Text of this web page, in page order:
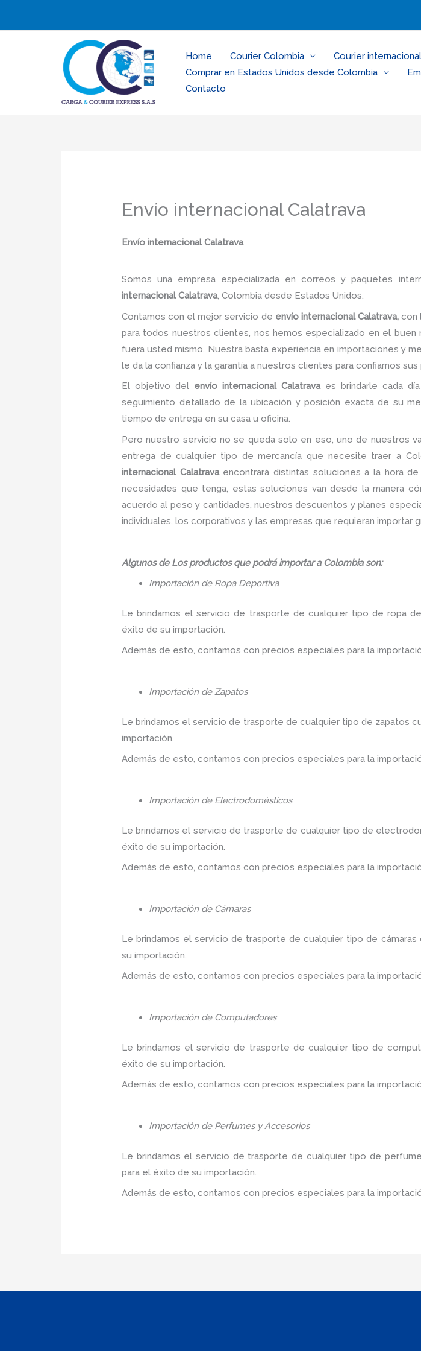
Home Courier Colombia Courier internacional
Comprar en Estados Unidos desde Colombia
Contacto
Envío internacional Calatrava
Envío internacional Calatrava
Somos una empresa especializada en correos y paquetes
internacional Calatrava, Colombia desde Estados Unidos.
Contamos con el mejor servicio de envío internacional Calatrava,con
para todos nuestros clientes, nos hemos especializado en el
fuera usted mismo. Nuestra basta experiencia en importaciones y
le da la confianza y la garantía a nuestros clientes para confiarnos sus
El objetivo del envío internacional Calatravaes brindarle cada
seguimiento detallado de la ubicación y posición exacta de su
tiempo de entrega en su casa u oficina.
Pero nuestro servicio no se queda solo en eso, uno de nuestros
entrega de cualquier tipo de mercancía que necesite traer a
internacional Calatravaencontrará distintas soluciones a la hora
necesidades que tenga, estas soluciones van desde la manera
acuerdo al peso y cantidades, nuestros descuentos y planes
individuales, los corporativos y las empresas que requieran importar
Algunos de Los productos que podrá importar a Colombia son:
Importación de Ropa Deportiva
Le brindamos el servicio de trasporte de cualquier tipo de ropa
éxito de su importación.
Además de esto, contamos con precios especiales para la
Importación de Zapatos
Le brindamos el servicio de trasporte de cualquier tipo de zapatos
importación.
Además de esto, contamos con precios especiales para la
Importación de Electrodomésticos
Le brindamos el servicio de trasporte de cualquier tipo de
éxito de su importación.
Además de esto, contamos con precios especiales para la
Importación de Cámaras
Le brindamos el servicio de trasporte de cualquier tipo de
su importación.
Además de esto, contamos con precios especiales para la
Importación de Computadores
Le brindamos el servicio de trasporte de cualquier tipo de
éxito de su importación.
Además de esto, contamos con precios especiales para la
Importación de Perfumes y Accesorios
Le brindamos el servicio de trasporte de cualquier tipo de
para el éxito de su importación.
Además de esto, contamos con precios especiales para la